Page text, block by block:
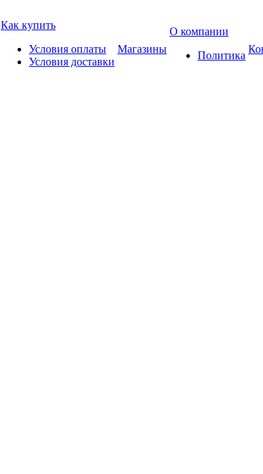
Как купить
Условия оплаты
Условия доставки
Магазины
О компании
Политика